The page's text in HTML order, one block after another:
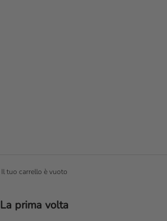
Il tuo carrello è vuoto
La prima volta